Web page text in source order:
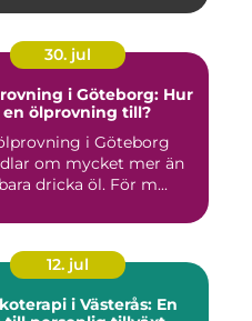
30. jul
i Göteborg: Hur
en ölprovning till?
i Göteborg
om mycket mer än
dricka öl. För m...
12. jul
i Västerås: En